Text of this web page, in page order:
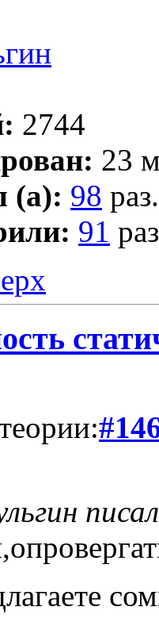
2744
23
(а): 98 раз.
91